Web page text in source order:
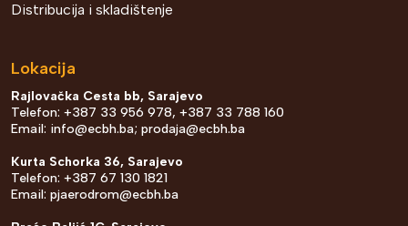
Distribucija i skladištenje
Lokacija
Rajlovačka Cesta bb, Sarajevo
Telefon: +387 33 956 978, +387 33 788 160
Email: info@ecbh.ba; prodaja@ecbh.ba
Kurta Schorka 36, Sarajevo
Telefon: +387 67 130 1821
Email: pjaerodrom@ecbh.ba